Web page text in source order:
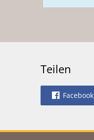
Teilen
Facebook